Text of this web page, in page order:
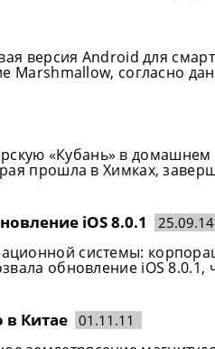
версия Android для
Marshmallow, согласно
«Кубань» в домашнем
прошла в Химках,
iOS 8.0.1 25.09.14
системы:
обновление iOS 8.0.1,
Китае 01.11.11